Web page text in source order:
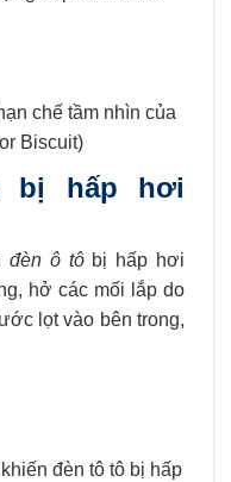
chế tầm nhìn của
Biscuit)
bị hấp hơi
đèn ô tôbị hấp hơi
hở các mối lắp do
lọt vào bên trong,
đèn tô tô bị hấp